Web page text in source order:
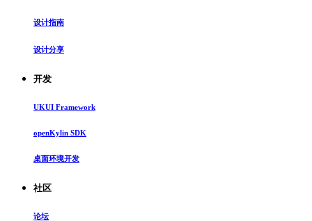
设计指南
设计分享
开发
UKUI Framework
openKylin SDK
桌面环境开发
社区
论坛